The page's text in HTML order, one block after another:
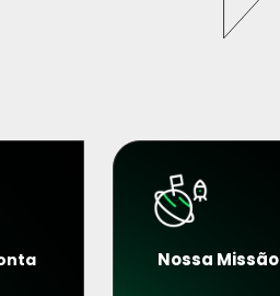
Nossa Missão